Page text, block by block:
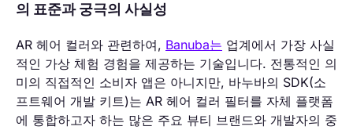
의 표준과 궁극의 사실성
AR 헤어 컬러와 관련하여, Banuba는 업계에서 가장 사실
적인 가상 체험 경험을 제공하는 기술입니다. 전통적인 의
미의 직접적인 소비자 앱은 아니지만, 바누바의 SDK(소
프트웨어 개발 키트)는 AR 헤어 컬러 필터를 자체 플랫폼
에 통합하고자 하는 많은 주요 뷰티 브랜드와 개발자의 중